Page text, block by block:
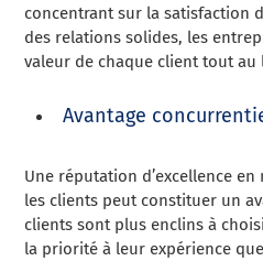
concentrant sur la satisfaction
des relations solides, les
valeur de chaque client tout au
Avantage
Une réputation d’excellence
les clients peut constituer un
clients sont plus enclins à
la priorité à leur expérience